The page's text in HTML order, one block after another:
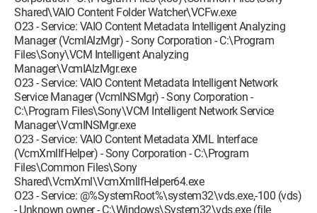
Shared\VAIO Content Folder Watcher\VCFw.exe
O23 - Service: VAIO Content Metadata Intelligent Analyzing
Manager (VcmIAlzMgr) - Sony Corporation - C:\Program
Files\Sony\VCM Intelligent Analyzing
Manager\VcmIAlzMgr.exe
O23 - Service: VAIO Content Metadata Intelligent Network
Service Manager (VcmINSMgr) - Sony Corporation -
C:\Program Files\Sony\VCM Intelligent Network Service
Manager\VcmINSMgr.exe
O23 - Service: VAIO Content Metadata XML Interface
(VcmXmlIfHelper) - Sony Corporation - C:\Program
Files\Common Files\Sony
Shared\VcmXml\VcmXmlIfHelper64.exe
O23 - Service: @%SystemRoot%\system32\vds.exe,-100 (vds)
- Unknown owner - C:\Windows\System32\vds.exe (file